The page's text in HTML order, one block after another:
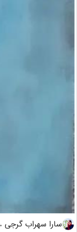
سارا سهراب گرجی